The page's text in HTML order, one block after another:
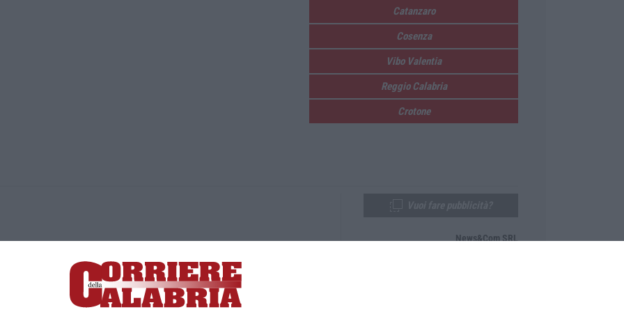
Catanzaro
Cosenza
Vibo Valentia
Reggio Calabria
Crotone
Lamezia Terme (CZ)
responsabile Paola Militano |Privacy
News&Com SRL